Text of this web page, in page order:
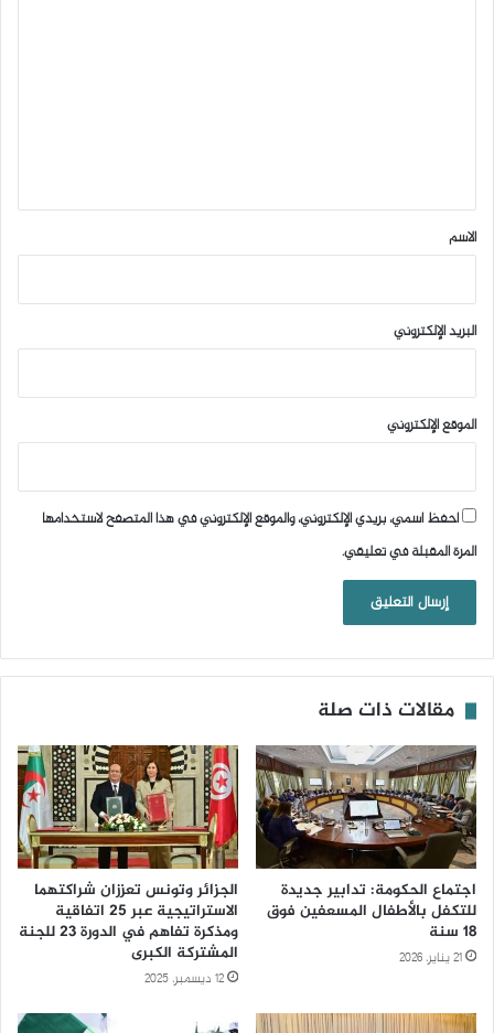
*
الاسم
البريد الإلكتروني
الموقع الإلكتروني
احفظ اسمي، بريدي الإلكتروني، والموقع الإلكتروني في هذا المتصفح لاستخدامها
المرة المقبلة في تعليقي.
مقالات ذات صلة
اجتماع الحكومة: تدابير جديدة
للتكفل بالأطفال المسعفين فوق
18 سنة
21 يناير، 2026
الجزائر وتونس تعززان شراكتهما
الاستراتيجية عبر 25 اتفاقية
ومذكرة تفاهم في الدورة 23 للجنة
المشتركة الكبرى
12 ديسمبر، 2025